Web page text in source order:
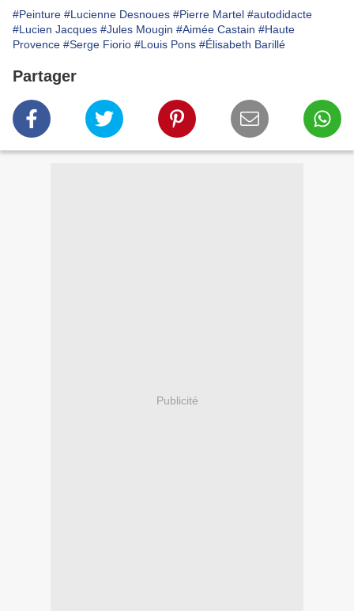
#Peinture #Lucienne Desnoues #Pierre Martel #autodidacte
#Lucien Jacques #Jules Mougin #Aimée Castain #Haute
Provence #Serge Fiorio #Louis Pons #Élisabeth Barillé
Partager
Publicité